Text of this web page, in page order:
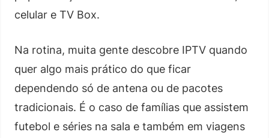
celular e TV Box.
Na rotina, muita gente descobre IPTV quando
quer algo mais prático do que ficar
dependendo só de antena ou de pacotes
tradicionais. É o caso de famílias que assistem
futebol e séries na sala e também em viagens